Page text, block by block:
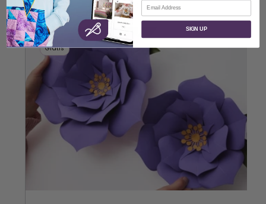
Gratis
E-mail
SIGN UP